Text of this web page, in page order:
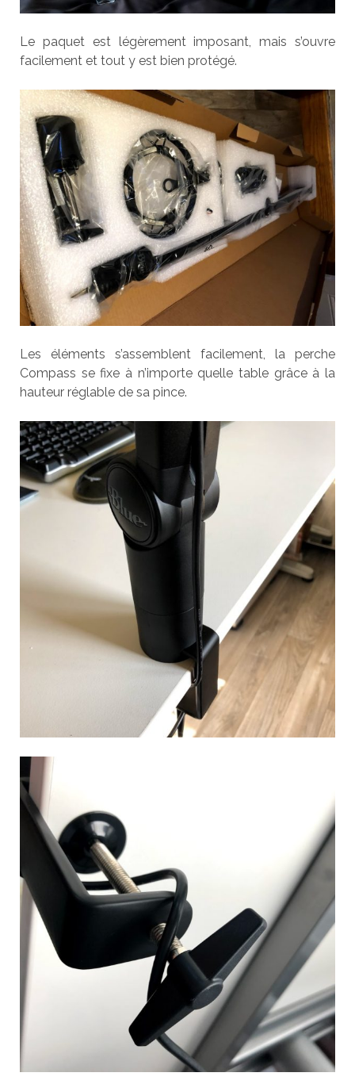
Le paquet est légèrement imposant, mais s’ouvre
facilement et tout y est bien protégé.
Les éléments s’assemblent facilement, la perche
Compass se fixe à n’importe quelle table grâce à la
hauteur réglable de sa pince.